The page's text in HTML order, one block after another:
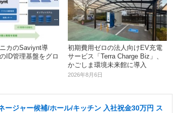
カのSaviynt導
ID管理基盤をグロ
初期費用ゼロの法人向けEV充電
サービス「Terra Charge Biz」、
かごしま環境未来館に導入
2026年8月6日
ージャー候補/ホール/キッチン 入社祝金30万円 ス